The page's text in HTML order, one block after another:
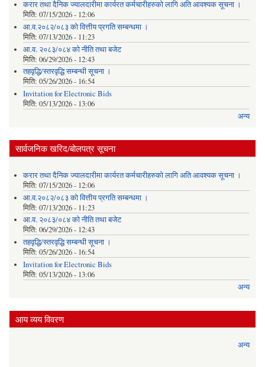
करार तथा दैनिक ज्यालदारीमा कार्यरत कर्मचारीहरुको लागि अति आवश्यक सूचना ।
मिति: 07/15/2026 - 12:06
आ.व.२०८२/०८३ को वित्तीय प्रगति सम्बन्धमा ।
मिति: 07/13/2026 - 11:23
आ.व. २०८३/०८४ को नीति तथा बजेट
मिति: 06/29/2026 - 12:43
तहवृद्धि/स्तरवृद्धि सम्बन्धी सूचना ।
मिति: 05/26/2026 - 16:54
Invitation for Electronic Bids
मिति: 05/13/2026 - 13:06
अन्य
सार्वजनिक खरिद/बोलपत्र सूचना
करार तथा दैनिक ज्यालदारीमा कार्यरत कर्मचारीहरुको लागि अति आवश्यक सूचना ।
मिति: 07/15/2026 - 12:06
आ.व.२०८२/०८३ को वित्तीय प्रगति सम्बन्धमा ।
मिति: 07/13/2026 - 11:23
आ.व. २०८३/०८४ को नीति तथा बजेट
मिति: 06/29/2026 - 12:43
तहवृद्धि/स्तरवृद्धि सम्बन्धी सूचना ।
मिति: 05/26/2026 - 16:54
Invitation for Electronic Bids
मिति: 05/13/2026 - 13:06
अन्य
आय व्यय विवरण
अन्य